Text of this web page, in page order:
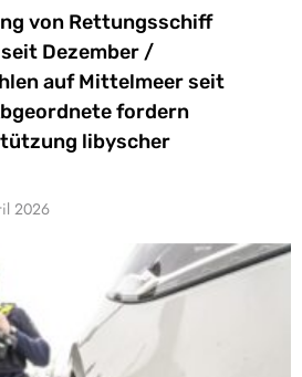
von Rettungsschiff
Dezember /
auf Mittelmeer seit
fordern
libyscher
2026